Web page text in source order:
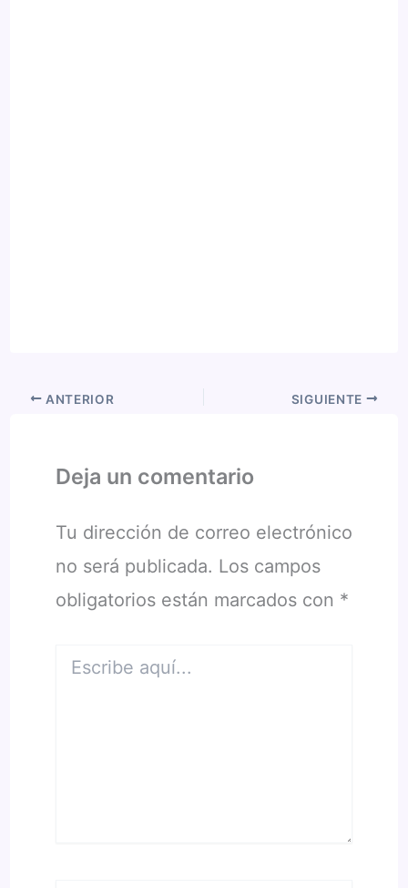
ANTERIOR SIGUIENTE
Deja un comentario
Tu dirección de correo electrónico
no será publicada. Los campos
obligatorios están marcados con *
aquí...